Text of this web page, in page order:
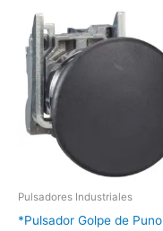
Pulsadores Industriales
*Pulsador Golpe de Puno